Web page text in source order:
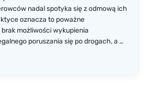
nadal spotyka się z odmową ich
oznacza to poważne
możliwości wykupienia
poruszania się po drogach, a w
jakich sytuacjach polski wydział